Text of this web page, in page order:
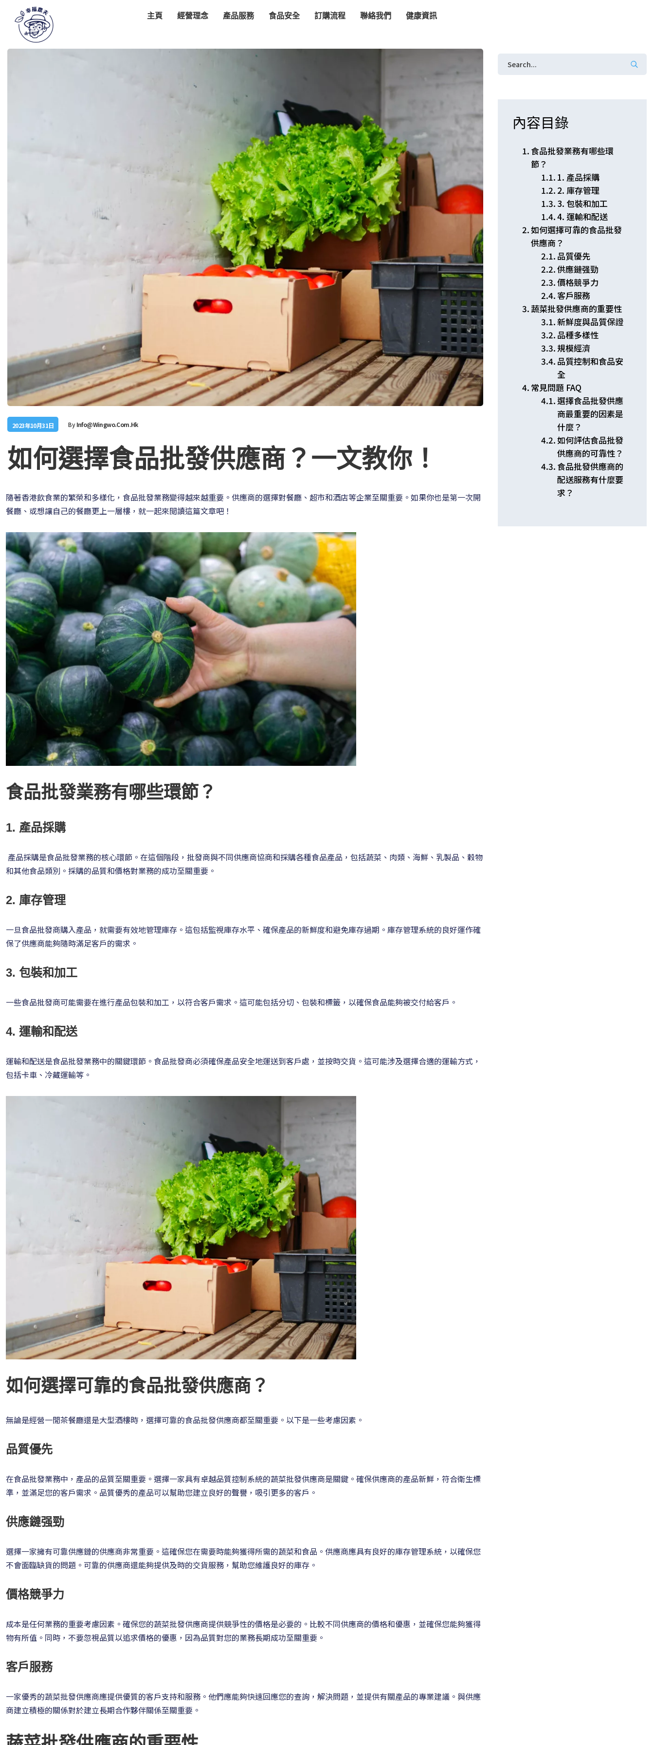
主頁 經營理念 產品服務 食品安全 訂購流程 聯絡我們 健康資訊
2023年10月31日 By Info@wingwo.com.hk
如何選擇食品批發供應商？一文教你！
隨著香港飲食業的繁榮和多樣化，食品批發業務變得越來越重要。供應商的選擇對餐廳、超市和酒店等企業至關重要。如果你也是第一次開
餐廳、或想讓自己的餐廳更上一層樓，就一起來閲讀這篇文章吧！
食品批發業務有哪些環節？
1. 產品採購
產品採購是食品批發業務的核心環節。在這個階段，批發商與不同供應商協商和採購各種食品產品，包括蔬菜、肉類、海鮮、乳製品、穀物
和其他食品類別。採購的品質和價格對業務的成功至關重要。
2. 庫存管理
一旦食品批發商購入產品，就需要有效地管理庫存。這包括監視庫存水平、確保產品的新鮮度和避免庫存過期。庫存管理系統的良好運作確
保了供應商能夠隨時滿足客戶的需求。
3. 包裝和加工
一些食品批發商可能需要在進行產品包裝和加工，以符合客戶需求。這可能包括分切、包裝和標籤，以確保食品能夠被交付給客戶。
4. 運輸和配送
運輸和配送是食品批發業務中的關鍵環節。食品批發商必須確保產品安全地運送到客戶處，並按時交貨。這可能涉及選擇合適的運輸方式，
包括卡車、冷藏運輸等。
如何選擇可靠的食品批發供應商？
無論是經營一閒茶餐廳還是大型酒樓時，選擇可靠的食品批發供應商都至關重要。以下是一些考慮因素。
品質優先
在食品批發業務中，產品的品質至關重要。選擇一家具有卓越品質控制系統的蔬菜批發供應商是關鍵。確保供應商的產品新鮮，符合衛生標
準，並滿足您的客戶需求。品質優秀的產品可以幫助您建立良好的聲譽，吸引更多的客戶。
供應鏈强勁
選擇一家擁有可靠供應鏈的供應商非常重要。這確保您在需要時能夠獲得所需的蔬菜和食品。供應商應具有良好的庫存管理系統，以確保您
不會面臨缺貨的問題。可靠的供應商還能夠提供及時的交貨服務，幫助您維護良好的庫存。
價格競爭力
成本是任何業務的重要考慮因素。確保您的蔬菜批發供應商提供競爭性的價格是必要的。比較不同供應商的價格和優惠，並確保您能夠獲得
物有所值。同時，不要忽視品質以追求價格的優惠，因為品質對您的業務長期成功至關重要。
客戶服務
一家優秀的蔬菜批發供應商應提供優質的客戶支持和服務。他們應能夠快速回應您的查詢，解決問題，並提供有關產品的專業建議。與供應
商建立積極的關係對於建立長期合作夥伴關係至關重要。
內容目錄
食品批發業務有哪些環
節？
1. 產品採購
2. 庫存管理
3. 包裝和加工
4. 運輸和配送
如何選擇可靠的食品批發
供應商？
品質優先
供應鏈强勁
價格競爭力
客戶服務
蔬菜批發供應商的重要性
新鮮度與品質保證
品種多樣性
規模經濟
品質控制和食品安
全
常見問題 FAQ
選擇食品批發供應
商最重要的因素是
什麼？
如何評估食品批發
供應商的可靠性？
食品批發供應商的
配送服務有什麼要
求？